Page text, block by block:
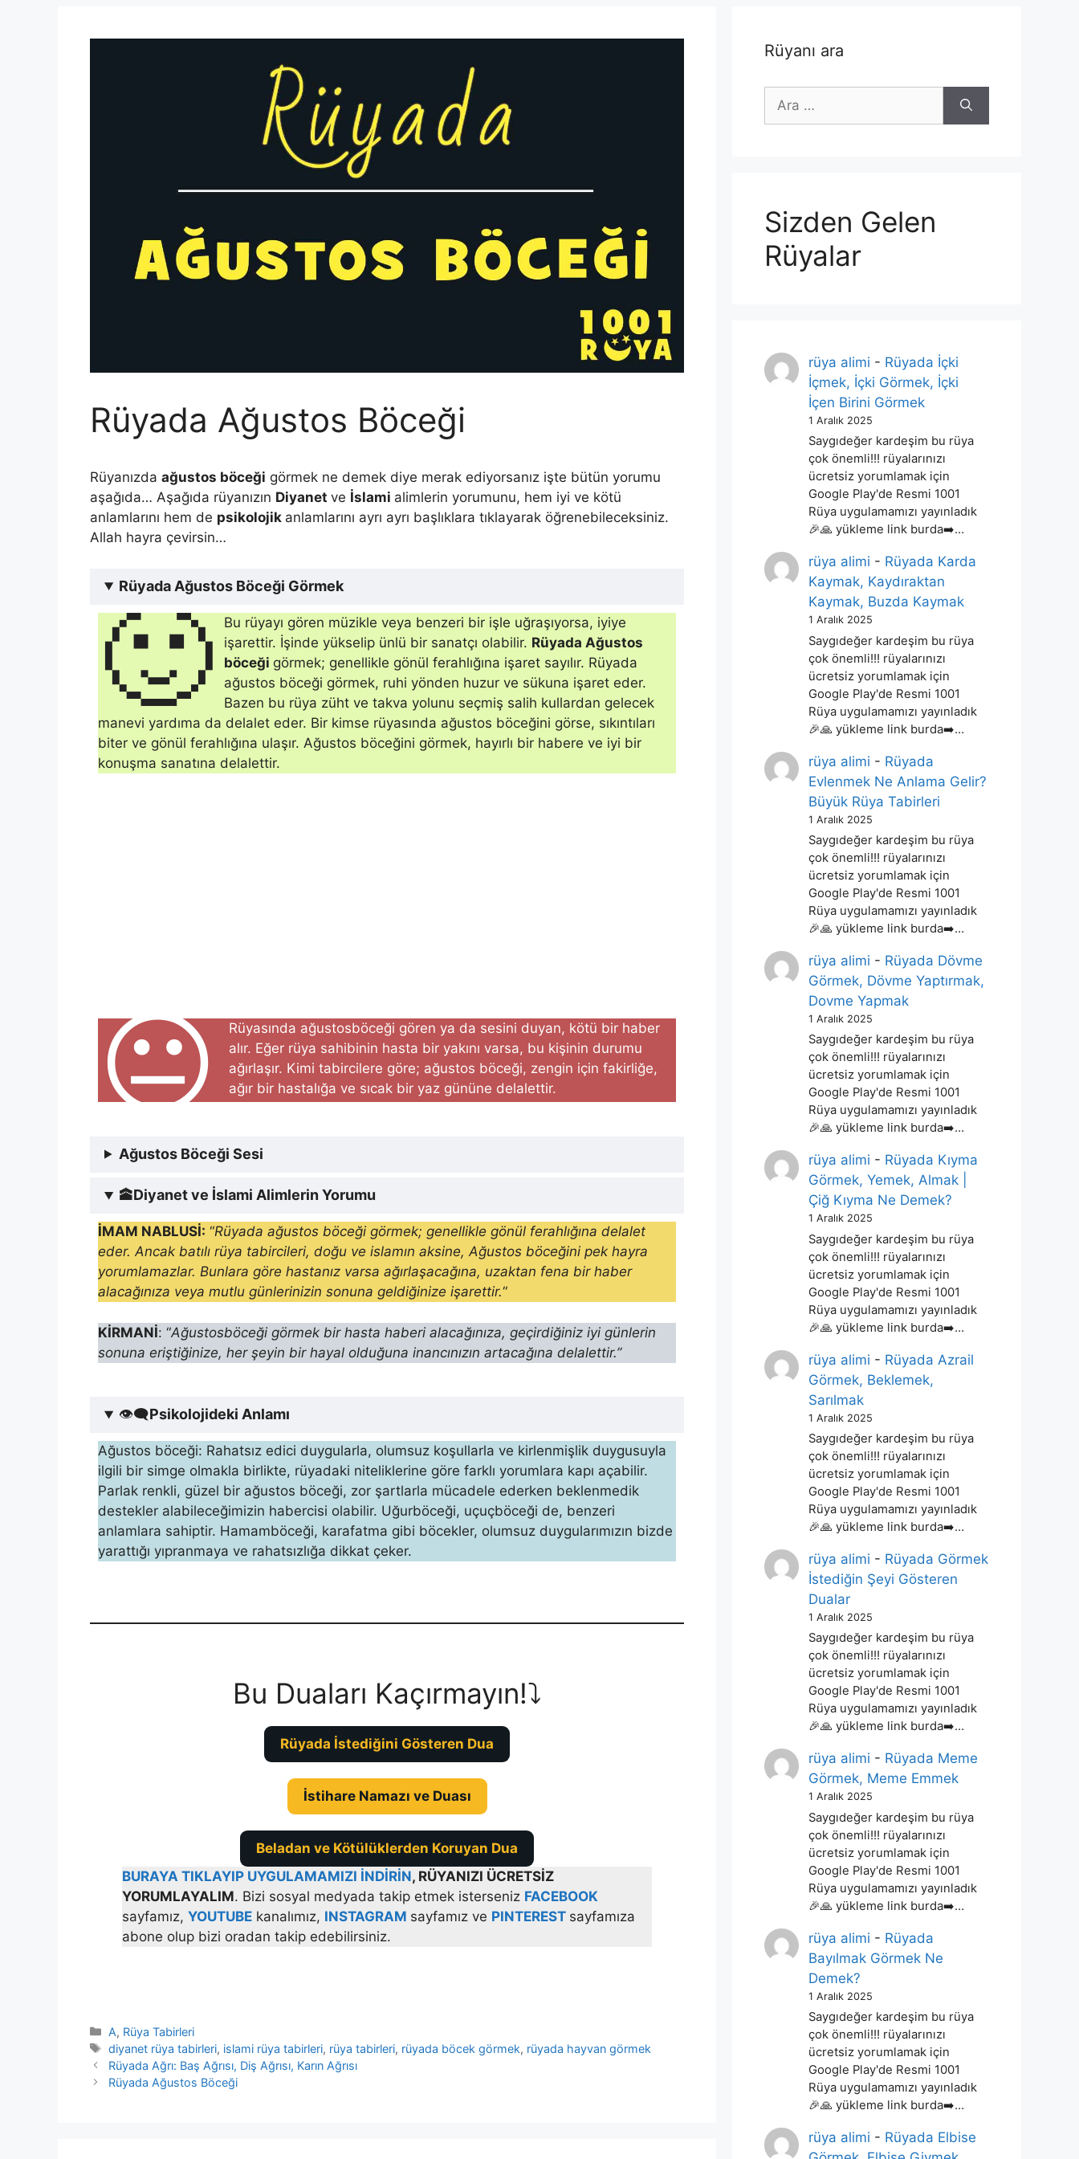
Rüyada Ağustos Böceği
Rüyanızda ağustos böceği görmek ne demek diye merak ediyorsanız işte bütün yorumu
aşağıda… Aşağıda rüyanızın Diyanet ve İslami alimlerin yorumunu, hem iyi ve kötü
anlamlarını hem de psikolojik anlamlarını ayrı ayrı başlıklara tıklayarak öğrenebileceksiniz.
Allah hayra çevirsin…
Rüyada Ağustos Böceği Görmek
🙂
Bu rüyayı gö­ren müzikle veya benzeri bir işle uğraşıyorsa, iyiye
işarettir. İşinde yükselip ünlü bir sanatçı olabilir. Rüyada Ağustos
böceği görmek; genellikle gönül ferahlığına işaret sayılır. Rüyada
ağustos böceği görmek, ruhi yönden huzur ve sükuna işaret eder.
Bazen bu rüya züht ve takva yolunu seçmiş salih kullardan gelecek
manevi yardıma da delalet eder. Bir kimse rüyasında ağustos böceğini görse, sıkıntıları
biter ve gönül ferahlığına ula­şır. Ağustos böceğini görmek, hayırlı bir habere ve iyi bir
konuşma sanatına delalettir.
😐
Rüyasında ağustosböceği gören ya da sesini duyan, kötü bir haber
alır. Eğer rüya sahibinin hasta bir yakını varsa, bu kişinin durumu
ağırlaşır. Kimi tabircilere göre; ağustos böceği, zengin için fakirliğe,
ağır bir hastalığa ve sıcak bir yaz gününe de­lalettir.
Ağustos Böceği Sesi
🕋Diyanet ve İslami Alimlerin Yorumu
İMAM NABLUSİ: “Rüyada ağustos böceği görmek; genellikle gönül ferahlığına delalet
eder. Ancak batılı rüya tabircileri, doğu ve islamın aksine, Ağustos böceğini pek hayra
yorumlamazlar. Bunlara göre hastanız varsa ağırlaşacağına, uzaktan fena bir haber
alacağınıza veya mutlu günlerinizin sonuna geldiğinize işarettir.“
KİRMANİ: “Ağustosböceği görmek bir hasta haberi alacağınıza, geçirdiğiniz iyi günlerin
sonuna eriştiğinize, her şeyin bir hayal olduğuna inancınızın artacağına delalettir.”
👁‍🗨Psikolojideki Anlamı
Ağustos böceği: Rahatsız edici duygularla, olumsuz koşullarla ve kirlenmiş­lik duygusuyla
ilgili bir simge olmakla birlikte, rüyadaki niteliklerine göre farklı yorumlara kapı açabilir.
Parlak renkli, gü­zel bir ağustos böceği, zor şartlarla mücadele ederken beklen­medik
destekler alabileceğimizin habercisi olabilir. Uğurböceği, uçuçböceği de, benzeri
anlamlara sa­hiptir. Hamamböceği, karafatma gibi böcekler, olum­suz duygularımızın bizde
yarattığı yıpranmaya ve ra­hatsızlığa dikkat çeker.
Bu Duaları Kaçırmayın!⤵️
Rüyada İstediğini Gösteren Dua
İstihare Namazı ve Duası
Beladan ve Kötülüklerden Koruyan Dua
BURAYA TIKLAYIP UYGULAMAMIZI İNDİRİN, RÜYANIZI ÜCRETSİZ
YORUMLAYALIM. Bizi sosyal medyada takip etmek isterseniz FACEBOOK
sayfamız, YOUTUBE kanalımız, INSTAGRAM sayfamız ve PINTEREST sayfamıza
abone olup bizi oradan takip edebilirsiniz.
Kategoriler
A, Rüya Tabirleri
Etiketler
diyanet rüya tabirleri, islami rüya tabirleri, rüya tabirleri, rüyada böcek görmek, rüyada hayvan görmek
Rüyada Ağrı: Baş Ağrısı, Diş Ağrısı, Karın Ağrısı
Rüyada Ağustos Böceği
Rüyanı ara
için
Sizden Gelen
Rüyalar
rüya alimi - Rüyada İçki
İçmek, İçki Görmek, İçki
İçen Birini Görmek
1 Aralık 2025
Saygıdeğer kardeşim bu rüya
çok önemli!!! rüyalarınızı
ücretsiz yorumlamak için
Google Play'de Resmi 1001
Rüya uygulamamızı yayınladık
🎉🙏 yükleme link burda➡️…
rüya alimi - Rüyada Karda
Kaymak, Kaydıraktan
Kaymak, Buzda Kaymak
1 Aralık 2025
Saygıdeğer kardeşim bu rüya
çok önemli!!! rüyalarınızı
ücretsiz yorumlamak için
Google Play'de Resmi 1001
Rüya uygulamamızı yayınladık
🎉🙏 yükleme link burda➡️…
rüya alimi - Rüyada
Evlenmek Ne Anlama Gelir?
Büyük Rüya Tabirleri
1 Aralık 2025
Saygıdeğer kardeşim bu rüya
çok önemli!!! rüyalarınızı
ücretsiz yorumlamak için
Google Play'de Resmi 1001
Rüya uygulamamızı yayınladık
🎉🙏 yükleme link burda➡️…
rüya alimi - Rüyada Dövme
Görmek, Dövme Yaptırmak,
Dovme Yapmak
1 Aralık 2025
Saygıdeğer kardeşim bu rüya
çok önemli!!! rüyalarınızı
ücretsiz yorumlamak için
Google Play'de Resmi 1001
Rüya uygulamamızı yayınladık
🎉🙏 yükleme link burda➡️…
rüya alimi - Rüyada Kıyma
Görmek, Yemek, Almak |
Çiğ Kıyma Ne Demek?
1 Aralık 2025
Saygıdeğer kardeşim bu rüya
çok önemli!!! rüyalarınızı
ücretsiz yorumlamak için
Google Play'de Resmi 1001
Rüya uygulamamızı yayınladık
🎉🙏 yükleme link burda➡️…
rüya alimi - Rüyada Azrail
Görmek, Beklemek,
Sarılmak
1 Aralık 2025
Saygıdeğer kardeşim bu rüya
çok önemli!!! rüyalarınızı
ücretsiz yorumlamak için
Google Play'de Resmi 1001
Rüya uygulamamızı yayınladık
🎉🙏 yükleme link burda➡️…
rüya alimi - Rüyada Görmek
İstediğin Şeyi Gösteren
Dualar
1 Aralık 2025
Saygıdeğer kardeşim bu rüya
çok önemli!!! rüyalarınızı
ücretsiz yorumlamak için
Google Play'de Resmi 1001
Rüya uygulamamızı yayınladık
🎉🙏 yükleme link burda➡️…
rüya alimi - Rüyada Meme
Görmek, Meme Emmek
1 Aralık 2025
Saygıdeğer kardeşim bu rüya
çok önemli!!! rüyalarınızı
ücretsiz yorumlamak için
Google Play'de Resmi 1001
Rüya uygulamamızı yayınladık
🎉🙏 yükleme link burda➡️…
rüya alimi - Rüyada
Bayılmak Görmek Ne
Demek?
1 Aralık 2025
Saygıdeğer kardeşim bu rüya
çok önemli!!! rüyalarınızı
ücretsiz yorumlamak için
Google Play'de Resmi 1001
Rüya uygulamamızı yayınladık
🎉🙏 yükleme link burda➡️…
rüya alimi - Rüyada Elbise